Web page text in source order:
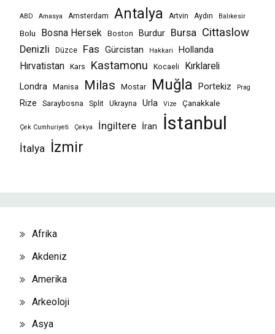
ABD Amasya Amsterdam Antalya Artvin Aydın Balıkesir
Bolu Bosna Hersek Boston Burdur Bursa Cittaslow
Denizli Düzce Fas Gürcistan Hakkari
Hollanda
Hırvatistan
Kars Kastamonu Kocaeli
Kırklareli
Londra
Manisa Milas Mostar Muğla Portekiz Prag
Rize Saraybosna Split Ukrayna Urla Vize Çanakkale
Çek Cumhuriyeti Çekya İngiltere İran İstanbul
İtalya İzmir
Afrika
Akdeniz
Amerika
Arkeoloji
Asya